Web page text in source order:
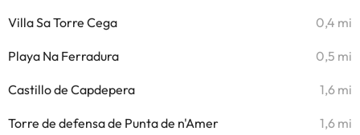
Villa Sa Torre Cega 0,4 mi
Playa Na Ferradura 0,5 mi
Castillo de Capdepera 1,6 mi
Torre de defensa de Punta de n'Amer 1,6 mi